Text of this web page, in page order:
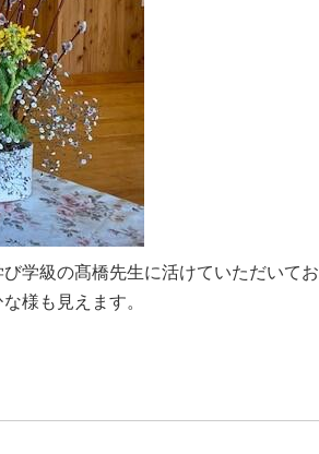
学級の髙橋先生に活けていただいてお
様も見えます。